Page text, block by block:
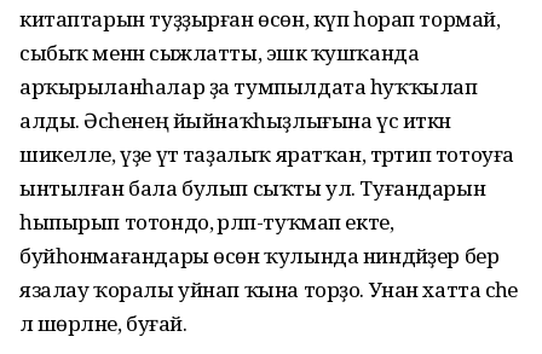
китаптарын туҙҙырған өсөн, күп һорап тормай,
сыбыҡ менән сыжлатты, эшкә ҡушҡанда
арҡырыланһалар ҙа тумпылдата һуҡҡылап
алды. Әсәһенең йыйнаҡһыҙлығына үс иткән
шикелле, үҙе үтә таҙалыҡ яратҡан, тәртип тотоуға
ынтылған бала булып сыҡты ул. Туғандарын
һыпырып тотондо, әрләп-туҡмап екте,
буйһонмағандары өсөн ҡулында ниндәйҙер бер
язалау ҡоралы уйнап ҡына торҙо. Унан хатта әсәһе
лә шөрләне, буғай.